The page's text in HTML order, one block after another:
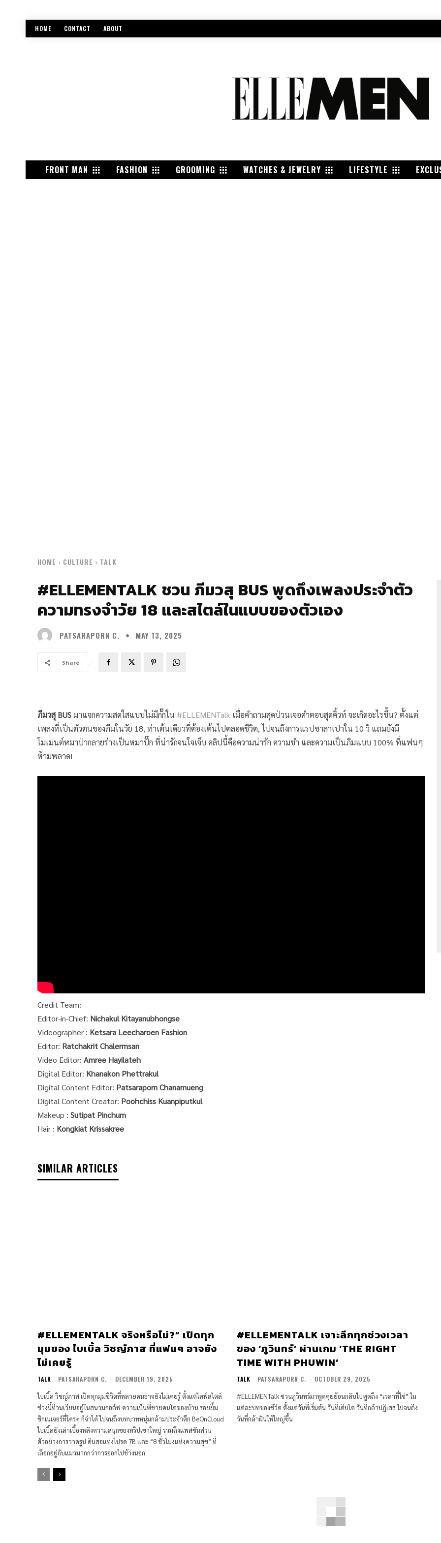
HOME CONTACT ABOUT
FRONT MAN FASHION GROOMING WATCHES & JEWELRY LIFESTYLE
HOME CULTURE TALK
#ELLEMENTALK ชวน ภีมวสุ BUS พูดถึงเพลงประจำตัว
ความทรงจำวัย 18 และสไตล์ในแบบของตัวเอง
PATSARAPORN C. MAY 13, 2025
Share
ภีมวสุ BUSมาแจกความสดใสแบบไม่มีกั๊กใน #ELLEMENTalk เมื่อคำถามสุดป่วนเจอคำตอบสุดคิ้วท์ จะเกิดอะไรขึ้น? ตั้งแต่
เพลงที่เป็นตัวตนของภีมในวัย 18, ท่าเต้นเดียวที่ต้องเต้นไปตลอดชีวิต, ไปจนถึงการแรปซาลาเปาใน 10 วิ แถมยังมี
โมเมนต์หมาป่ากลายร่างเป็นหมาปั๊ก ที่น่ารักจนใจเจ็บ คลิปนี้คือความน่ารัก ความขำ และความเป็นภีมแบบ 100% ที่แฟนๆ
ห้ามพลาด!
Credit Team:
Editor-in-Chief: Nichakul Kitayanubhongse
Videographer : Ketsara Leecharoen Fashion
Editor: Ratchakrit Chalermsan
Video Editor: Amree Hayilateh
Digital Editor: Khanakon Phettrakul
Digital Content Editor: Patsaraporn Chanamueng
Digital Content Creator: Poohchiss Kuanpiputkul
Makeup : Sutipat Pinchum
Hair : Kongkiat Krissakree
SIMILAR ARTICLES
#ELLEMENTALK จริงหรือไม่?” เปิดทุก
มุมของ ไบเบิ้ล วิชญ์ภาส ที่แฟนๆ อาจยัง
ไม่เคยรู้
TALK PATSARAPORN C. - DECEMBER 19, 2025
ไบเบิ้ล วิชญ์ภาส เปิดทุกมุมชีวิตที่หลายคนอาจยังไม่เคยรู้ ตั้งแต่ไลฟ์สไตล์
ช่วงนี้ที่วนเวียนอยู่ในสนามกอล์ฟ ความเป็นพี่ชายคนโตของบ้าน รอยยิ้ม
ซิกเนเจอร์ที่ใครๆ ก็จำได้ ไปจนถึงบทบาทหนุ่มกล้ามประจำตึก BeOnCloud
ไบเบิ้ลยังเล่าเบื้องหลังความสนุกของทริปเขาใหญ่ รวมถึงแพสชันส่วน
ตัวอย่างการวาดรูป ดินสอแท่งโปรด 7B และ “8 ชั่วโมงแห่งความสุข” ที่
เลือกอยู่กับแมวมากกว่าการออกไปข้างนอก
#ELLEMENTALK เจาะลึกทุกช่วงเวลา
ของ ‘ภูวินทร์’ ผ่านเกม ‘THE RIGHT
TIME WITH PHUWIN’
TALK PATSARAPORN C. - OCTOBER 29, 2025
#ELLEMENTalk ชวนภูวินทร์มาพูดคุยย้อนกลับไปพูดถึง “เวลาที่ใช่” ใน
แต่ละบทของชีวิต ตั้งแต่วันที่เริ่มต้น วันที่เติบโต วันที่กล้าปฏิเสธ ไปจนถึง
วันที่กล้าฝันให้ใหญ่ขึ้น